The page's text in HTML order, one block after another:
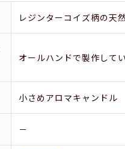
レジンターコイズ柄の天
オールハンドで製作して
小さめアロマキャンドル
－